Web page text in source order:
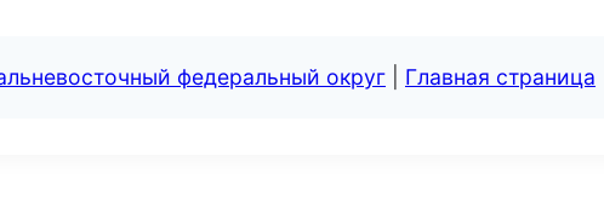
федеральный округ Главная страница